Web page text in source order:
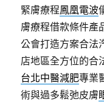
緊膚療程鳳凰電波
膚療程借款條件產
公會打造方案合法
店地區全方位的合
台北中醫減肥專業
術與過多鬆弛皮膚